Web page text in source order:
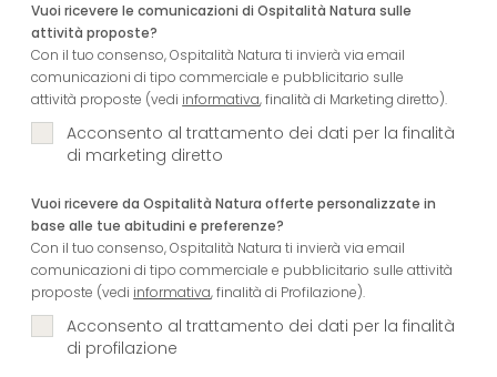
Vuoi ricevere le comunicazioni di Ospitalità Natura sulle
attività proposte?
Con il tuo consenso, Ospitalità Natura ti invierà via email
comunicazioni di tipo commerciale e pubblicitario sulle
attività proposte (vedi informativa, finalità di Marketing diretto).
Acconsento al trattamento dei dati per la finalità
di marketing diretto
Vuoi ricevere da Ospitalità Natura offerte personalizzate in
base alle tue abitudini e preferenze?
Con il tuo consenso, Ospitalità Natura ti invierà via email
comunicazioni di tipo commerciale e pubblicitario sulle attività
proposte (vedi informativa, finalità di Profilazione).
Acconsento al trattamento dei dati per la finalità
di profilazione